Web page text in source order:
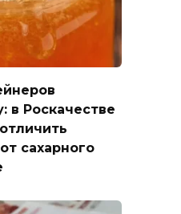
в Роскачестве
сахарного